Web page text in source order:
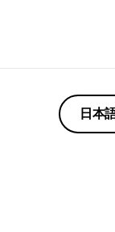
日本